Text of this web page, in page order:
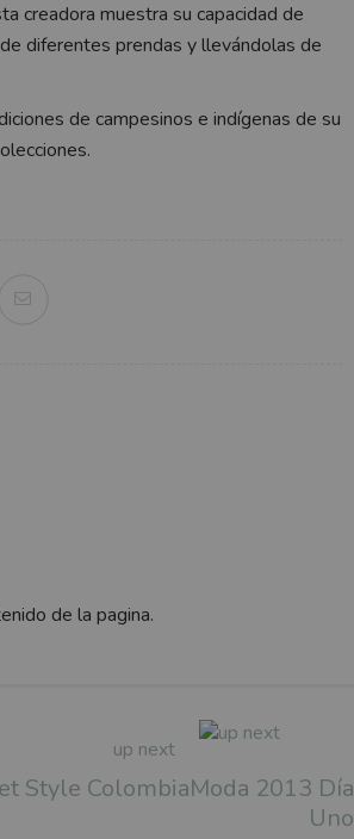
creadora muestra su capacidad de
diferentes prendas y llevándolas de
de campesinos e indígenas de su
de la pagina.
up next
Style ColombiaModa 2013 Día
Uno